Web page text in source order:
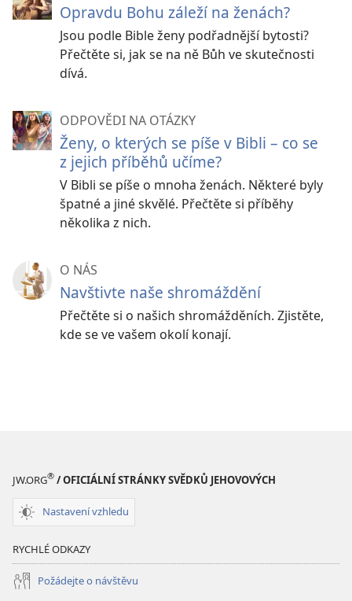
Opravdu Bohu záleží na ženách?
Jsou podle Bible ženy podřadnější bytosti?
Přečtěte si, jak se na ně Bůh ve skutečnosti
dívá.
ODPOVĚDI NA OTÁZKY
Ženy, o kterých se píše v Bibli – co se
z jejich příběhů učíme?
V Bibli se píše o mnoha ženách. Některé byly
špatné a jiné skvělé. Přečtěte si příběhy
několika z nich.
O NÁS
Navštivte naše shromáždění
Přečtěte si o našich shromážděních. Zjistěte,
kde se ve vašem okolí konají.
JW.ORG® / OFICIÁLNÍ STRÁNKY SVĚDKŮ JEHOVOVÝCH
Nastavení vzhledu
RYCHLÉ ODKAZY
Požádejte o návštěvu